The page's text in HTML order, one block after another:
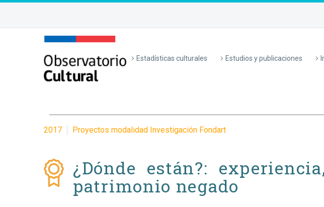
Estadísticas culturales Estudios y publicaciones
2017 Proyectos modalidad Investigación Fondart
¿Dónde están?:
patrimonio negado